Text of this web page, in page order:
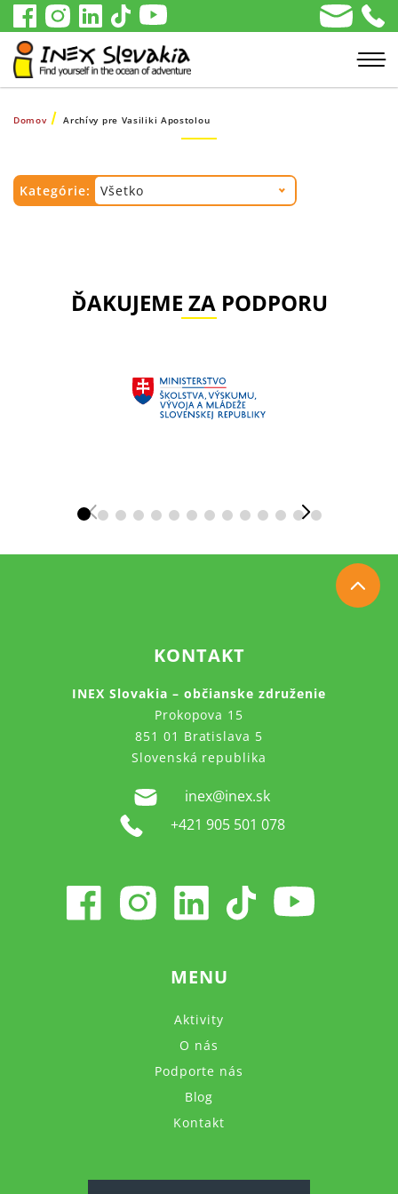
Domov Archívy pre Vasiliki Apostolou
Kategórie: Všetko
ĎAKUJEME ZA PODPORU
KONTAKT
INEX Slovakia – občianske združenie
Prokopova 15
851 01 Bratislava 5
Slovenská republika
inex@inex.sk
+421 905 501 078
MENU
Aktivity
O nás
Podporte nás
Blog
Kontakt